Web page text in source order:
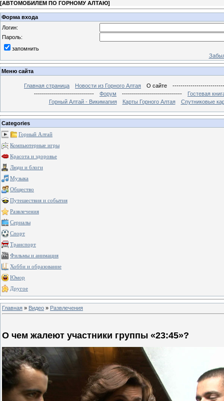
[АВТОМОБИЛЕМ ПО ГОРНОМУ АЛТАЮ]
Форма входа
Логин:
Пароль:
запомнить
Меню сайта
Главная страница Новости из Горного Алтая О сайте
------------------------------
Форум ------------------------------
Гостевая
Горный Алтай - Викимапия
Карты Горного Алтая Спутниковые
Categories
Горный Алтай
Компьютерные игры
Красота и здоровье
Люди и блоги
Музыка
Общество
Путешествия и события
Развлечения
Сериалы
Спорт
Транспорт
Фильмы и анимация
Хобби и образование
Юмор
Другое
Главная » Видео » Развлечения
О чем жалеют участники группы «23:45»?